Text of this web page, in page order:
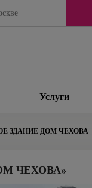
Услуги
ЗДАНИЕ ДОМ ЧЕХОВА
ЧЕХОВА»